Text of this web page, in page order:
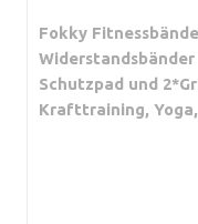
Fokky
Schutzpad und
Krafttraining,